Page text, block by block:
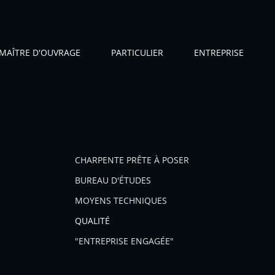
D'OUVRAGE PARTICULIER ENTREPRISE
CHARPENTE PRÊTE À POSER
BUREAU D'ÉTUDES
MOYENS TECHNIQUES
QUALITÉ
"ENTREPRISE ENGAGÉE"